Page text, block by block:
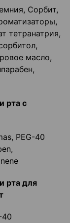
Сорбит,
тетранатрия,
масло,
рта с
PEG-40
рта для
40